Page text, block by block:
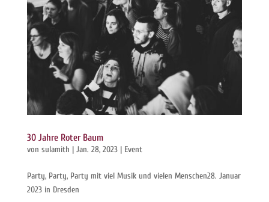
30 Jahre Roter Baum
von sulamith | Jan. 28, 2023| Event
Party, Party, Party mit viel Musik und vielen Menschen28. Januar
2023 in Dresden